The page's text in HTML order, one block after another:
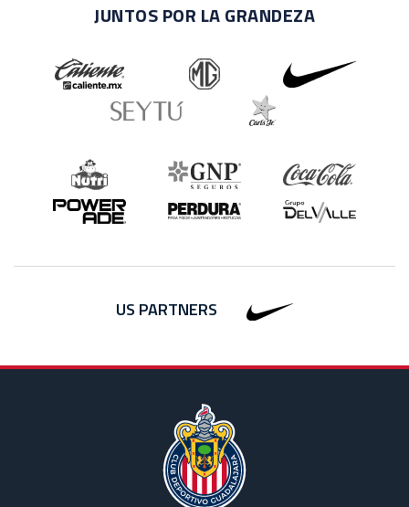
JUNTOS POR LA GRANDEZA
US PARTNERS